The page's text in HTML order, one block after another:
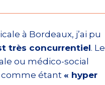
à Bordeaux, j’ai pu
très concurrentiel. Le
ou médico-social
comme étant « hyper